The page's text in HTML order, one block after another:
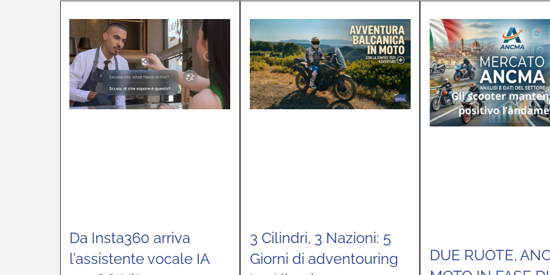
Da Insta360 arriva
l’assistente vocale IA
3 Cilindri, 3 Nazioni: 5
Giorni di adventouring
DUE RUOTE,